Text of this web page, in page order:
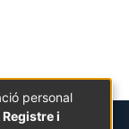
personal
i